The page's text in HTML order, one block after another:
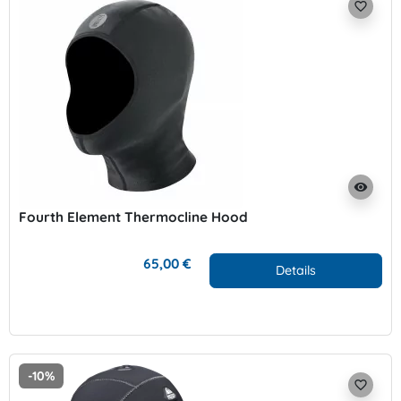
visibility
favorite_border
Fourth Element Thermocline Hood
65,00 € Details
-10%
favorite_border